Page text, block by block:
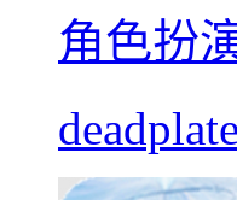
角色扮